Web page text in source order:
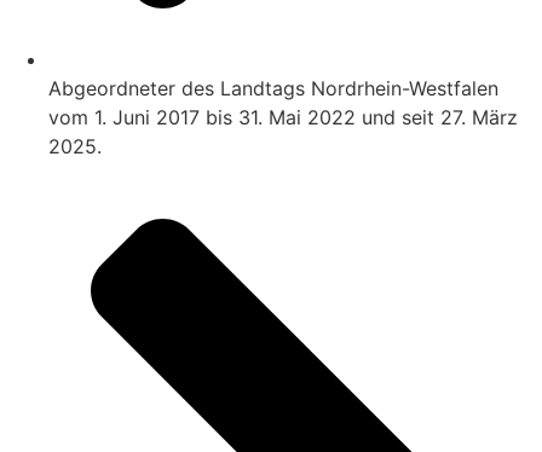
Abgeordneter des Landtags Nordrhein-Westfalen
vom 1. Juni 2017 bis 31. Mai 2022 und seit 27. März
2025.